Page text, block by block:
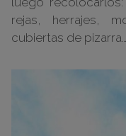
rejas, herrajes,
cubiertas de pizarra…